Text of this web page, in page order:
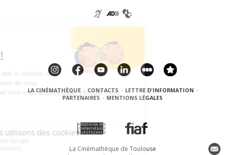
LA CINÉMATHÈQUE · CONTACTS · LETTRE D'INFORMATION ·
PARTENAIRES · MENTIONS LÉGALES
La Cinémathèque de Toulouse